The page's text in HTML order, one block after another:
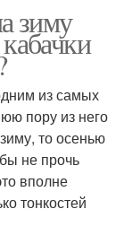
зиму
из самых
пору из него
то осенью
не прочь
вполне
тонкостей